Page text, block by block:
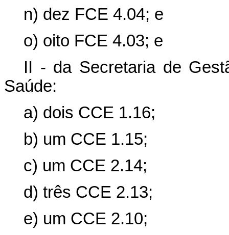
n) dez FCE 4.04; e
o) oito FCE 4.03; e
II - da Secretaria de
Saúde:
a) dois CCE 1.16;
b) um CCE 1.15;
c) um CCE 2.14;
d) três CCE 2.13;
e) um CCE 2.10;